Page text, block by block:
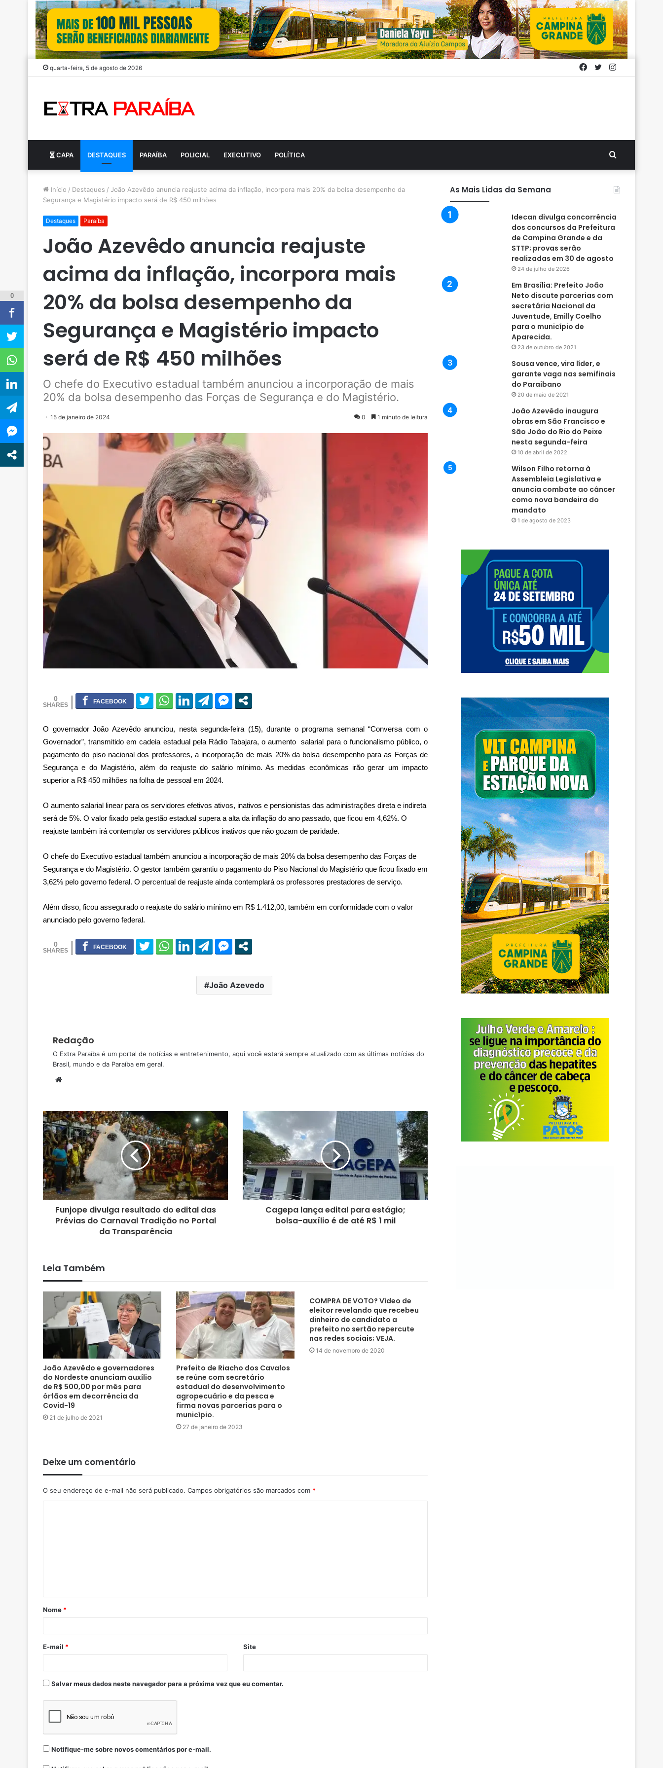
quarta-feira, 5 de agosto de 2026 Twitter
Facebook
CAPA DESTAQUES PARAÍBA POLICIAL EXECUTIVO POLÍTICA Procurar
por
Início / Destaques / João Azevêdo anuncia reajuste acima da inflação, incorpora mais 20% da bolsa desempenho da
Segurança e Magistério impacto será de R$ 450 milhões
Destaques Paraíba
João Azevêdo anuncia reajuste
acima da inflação, incorpora mais
20% da bolsa desempenho da
Segurança e Magistério impacto
será de R$ 450 milhões
O chefe do Executivo estadual também anunciou a incorporação de mais
20% da bolsa desempenho das Forças de Segurança e do Magistério.
15 de janeiro de 2024 0 1 minuto de leitura
0
O governador João Azevêdo anunciou, nesta segunda-feira (15), durante o programa semanal “Conversa com o
Governador”, transmitido em cadeia estadual pela Rádio Tabajara, o aumento salarial para o funcionalismo público, o
pagamento do piso nacional dos professores, a incorporação de mais 20% da bolsa desempenho para as Forças de
Segurança e do Magistério, além do reajuste do salário mínimo. As medidas econômicas irão gerar um impacto
superior a R$ 450 milhões na folha de pessoal em 2024.
O aumento salarial linear para os servidores efetivos ativos, inativos e pensionistas das administrações direta e indireta
será de 5%. O valor fixado pela gestão estadual supera a alta da inflação do ano passado, que ficou em 4,62%. O
reajuste também irá contemplar os servidores públicos inativos que não gozam de paridade.
O chefe do Executivo estadual também anunciou a incorporação de mais 20% da bolsa desempenho das Forças de
Segurança e do Magistério. O gestor também garantiu o pagamento do Piso Nacional do Magistério que ficou fixado em
3,62% pelo governo federal. O percentual de reajuste ainda contemplará os professores prestadores de serviço.
Além disso, ficou assegurado o reajuste do salário mínimo em R$ 1.412,00, também em conformidade com o valor
anunciado pelo governo federal.
0
João Azevedo
Redação
O Extra Paraíba é um portal de notícias e entretenimento, aqui você estará sempre atualizado com as últimas notícias do
Brasil, mundo e da Paraíba em geral.
s
i
t
e
Funjope divulga resultado do edital das
Prévias do Carnaval Tradição no Portal
da Transparência
Cagepa lança edital para estágio;
bolsa-auxílio é de até R$ 1 mil
Leia Também
João Azevêdo e governadores
do Nordeste anunciam auxílio
de R$ 500,00 por mês para
órfãos em decorrência da
Covid-19
21 de julho de 2021
Prefeito de Riacho dos Cavalos
se reúne com secretário
estadual do desenvolvimento
agropecuário e da pesca e
firma novas parcerias para o
município.
27 de janeiro de 2023
COMPRA DE VOTO? Vídeo de
eleitor revelando que recebeu
dinheiro de candidato a
prefeito no sertão repercute
nas redes sociais; VEJA.
14 de novembro de 2020
Deixe um comentário
O seu endereço de e-mail não será publicado. Campos obrigatórios são marcados com *
Nome *
E-mail * Site
Salvar meus dados neste navegador para a próxima vez que eu comentar.
Notifique-me sobre novos comentários por e-mail.
As Mais Lidas da Semana
Idecan divulga concorrência
dos concursos da Prefeitura
de Campina Grande e da
STTP; provas serão
realizadas em 30 de agosto
24 de julho de 2026
Em Brasília: Prefeito João
Neto discute parcerias com
secretária Nacional da
Juventude, Emilly Coelho
para o município de
Aparecida.
23 de outubro de 2021
Sousa vence, vira líder, e
garante vaga nas semifinais
do Paraibano
20 de maio de 2021
João Azevêdo inaugura
obras em São Francisco e
São João do Rio do Peixe
nesta segunda-feira
10 de abril de 2022
Wilson Filho retorna à
Assembleia Legislativa e
anuncia combate ao câncer
como nova bandeira do
mandato
1 de agosto de 2023
0